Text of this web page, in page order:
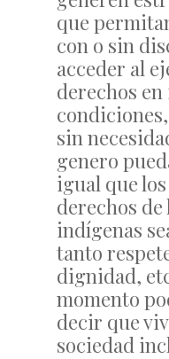
que
con o sin
acceder al
derechos
sin
genero
igual que
derechos
indígenas
tanto
dignidad,
momento
decir que
sociedad